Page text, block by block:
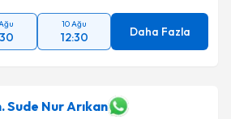
10 Ağu
12:30 Daha Fazla
Sude Nur Arıkan